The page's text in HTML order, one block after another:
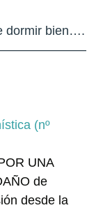
dormir bien….
(nº
UNA
de
desde la